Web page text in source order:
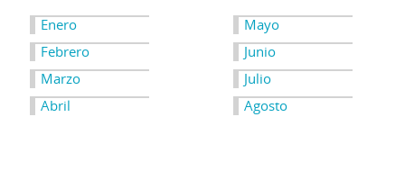
Enero
Febrero
Marzo
Abril
Mayo
Junio
Julio
Agosto